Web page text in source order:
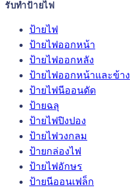
รับทำป้ายไฟ
ป้ายไฟ
ป้ายไฟออกหน้า
ป้ายไฟออกหลัง
ป้ายไฟออกหน้าและข้าง
ป้ายไฟนีออนดัด
ป้ายฉลุ
ป้ายไฟปิงปอง
ป้ายไฟวงกลม
ป้ายกล่องไฟ
ป้ายไฟอักษร
ป้ายนีออนเฟล็ก